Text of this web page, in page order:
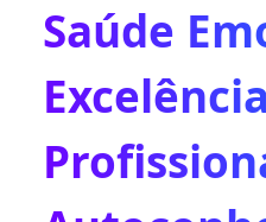
Saúde
Excelência